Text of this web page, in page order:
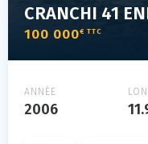
CRANCHI 41
100 000€ TTC
ANNÉE
2006